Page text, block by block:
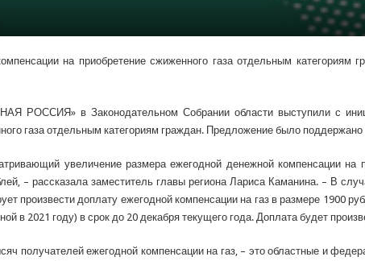
на приобретение сжиженного газа отдельным категориям
РОССИЯ» в Законодательном Собрании области выступили с
газа отдельным категориям граждан. Предложение было поддержано
увеличение размера ежегодной денежной компенсации на
– рассказала заместитель главы региона Лариса Каманина. – В
произвести доплату ежегодной компенсации на газ в размере 1900
в 2021 году) в срок до 20 декабря текущего года. Доплата будет
получателей ежегодной компенсации на газ, – это областные и